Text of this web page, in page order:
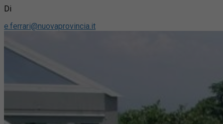
Di
e.ferrari@nuovaprovincia.it